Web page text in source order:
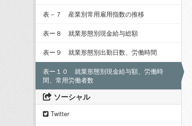
表－７ 産業別常用雇用指数の推移
表ー８ 就業形態別現金給与総額
表ー９ 就業形態別出勤日数、労働時間
表ー１０ 就業形態別現金給与額、労働時
間、常用労働者数
ソーシャル
Twitter